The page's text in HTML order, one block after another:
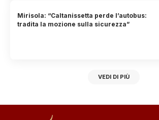
Mirisola: “Caltanissetta perde l’autobus:
tradita la mozione sulla sicurezza”
VEDI DI PIÙ